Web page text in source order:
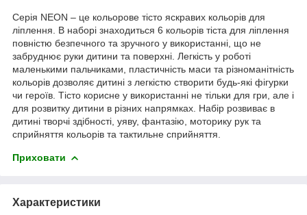
Серія NEON – це кольорове тісто яскравих кольорів для
ліплення. В наборі знаходиться 6 кольорів тіста для ліплення
повністю безпечного та зручного у використанні, що не
забруднює руки дитини та поверхні. Легкість у роботі
маленькими пальчиками, пластичність маси та різноманітність
кольорів дозволяє дитині з легкістю створити будь-які фігурки
чи героїв. Тісто корисне у використанні не тільки для гри, але і
для розвитку дитини в різних напрямках. Набір розвиває в
дитині творчі здібності, уяву, фантазію, моторику рук та
сприйняття кольорів та тактильне сприйняття.
Приховати
Характеристики